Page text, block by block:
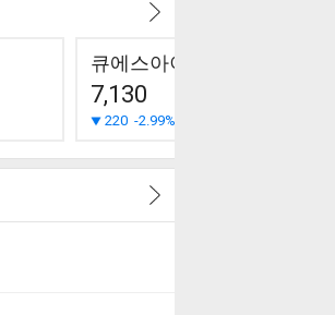
큐에스아이
7,130
220 -2.99%